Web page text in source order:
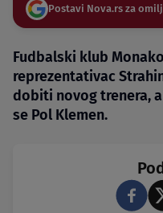
Postavi Nova.rs za
Fudbalski klub
reprezentativac
dobiti novog trenera,
se Pol Klemen.